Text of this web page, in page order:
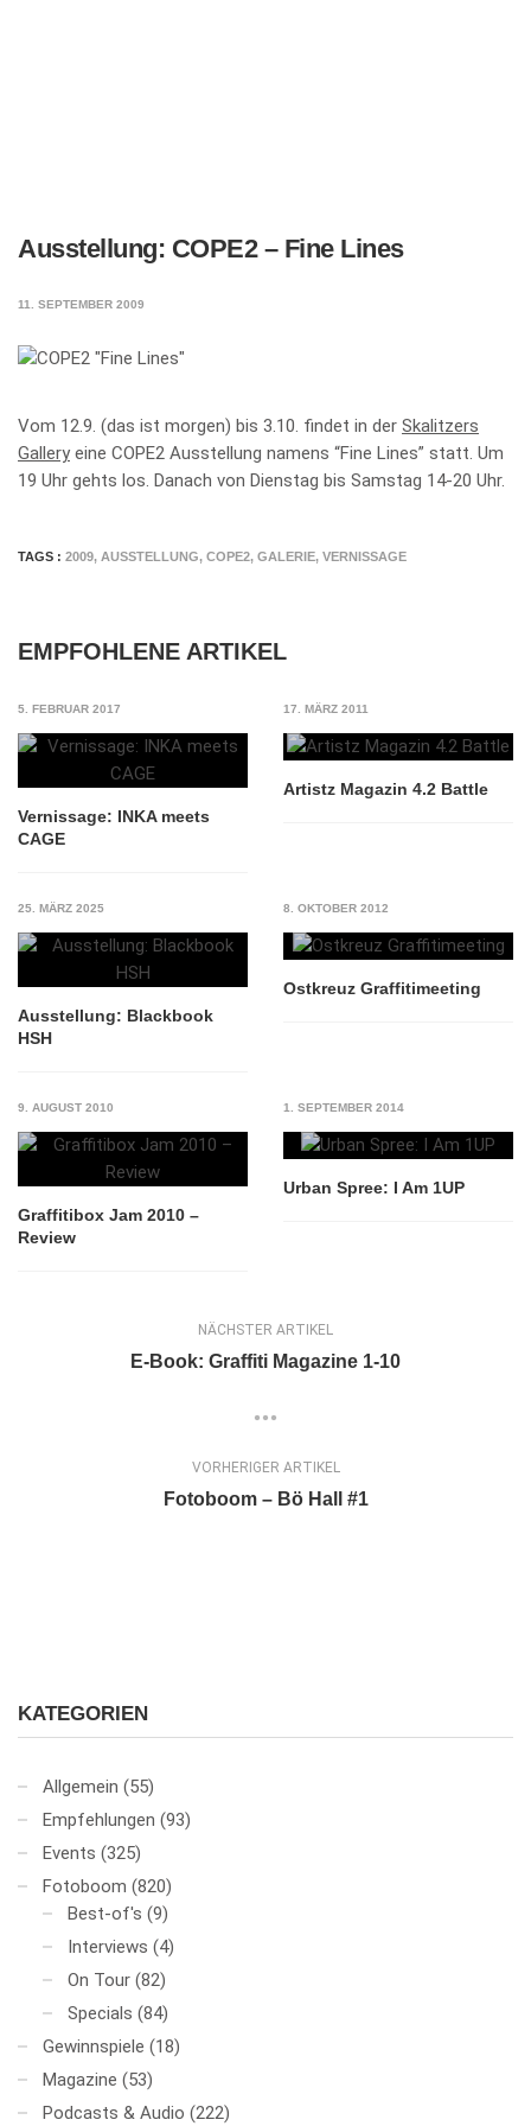
Ausstellung: COPE2 – Fine Lines
11. SEPTEMBER 2009
Vom 12.9. (das ist morgen) bis 3.10. findet in der Skalitzers
Gallery eine COPE2 Ausstellung namens “Fine Lines” statt. Um
19 Uhr gehts los. Danach von Dienstag bis Samstag 14-20 Uhr.
TAGS : 2009, AUSSTELLUNG, COPE2, GALERIE, VERNISSAGE
EMPFOHLENE ARTIKEL
5. FEBRUAR 2017
Vernissage: INKA meets
CAGE
17. MÄRZ 2011
Artistz Magazin 4.2 Battle
25. MÄRZ 2025
Ausstellung: Blackbook
HSH
8. OKTOBER 2012
Ostkreuz Graffitimeeting
9. AUGUST 2010
Graffitibox Jam 2010 –
Review
1. SEPTEMBER 2014
Urban Spree: I Am 1UP
NÄCHSTER ARTIKEL
E-Book: Graffiti Magazine 1-10
VORHERIGER ARTIKEL
Fotoboom – Bö Hall #1
KATEGORIEN
Allgemein (55)
Empfehlungen (93)
Events (325)
Fotoboom (820)
Best-of's (9)
Interviews (4)
On Tour (82)
Specials (84)
Gewinnspiele (18)
Magazine (53)
Podcasts & Audio (222)